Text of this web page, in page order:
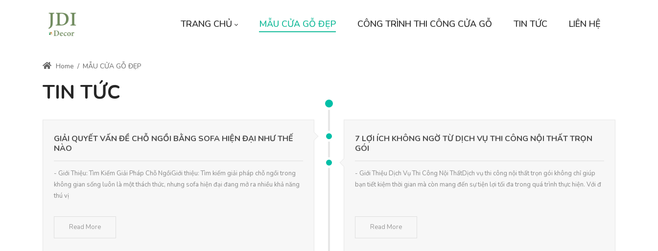
TRANG CHỦ MẪU CỬA GỖ ĐẸP CÔNG TRÌNH THI CÔNG CỬA GỖ TIN TỨC LIÊN HỆ
Home / MẪU CỬA GỖ ĐẸP
TIN TỨC
GIẢI QUYẾT VẤN ĐỀ CHỖ NGỒI BẰNG SOFA HIỆN ĐẠI NHƯ THẾ
NÀO
- Giới Thiệu: Tìm Kiếm Giải Pháp Chỗ NgồiGiới thiệu: Tìm kiếm giải pháp chỗ ngồi trong
không gian sống luôn là một thách thức, nhưng sofa hiện đại đang mở ra nhiều khả năng
thú vị
Read More
7 LỢI ÍCH KHÔNG NGỜ TỪ DỊCH VỤ THI CÔNG NỘI THẤT TRỌN
GÓI
- Giới Thiệu Dịch Vụ Thi Công Nội ThấtDịch vụ thi công nội thất trọn gói không chỉ giúp
bạn tiết kiệm thời gian mà còn mang đến sự tiện lợi tối đa trong quá trình thực hiện. Với đ
Read More